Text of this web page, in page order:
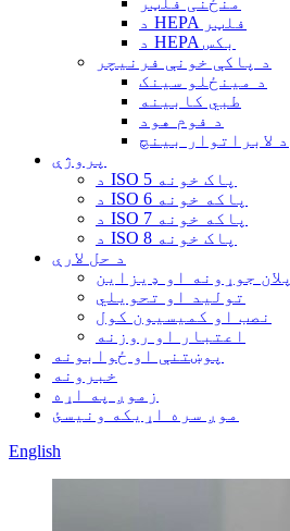
د HEPA فلټر
د HEPA بکس
د پاکې خونې فرنیچر
د مینځلو سینک
طبي کابینه
د فوم هود
د لابراتوار بینچ
پروژې
د ISO 5 پاک خونه
د ISO 6 پاکه خونه
د ISO 7 پاکه خونه
د ISO 8 پاک خونه
د حل لارې
پلان جوړونه او ډیزاین
تولید او تحویلي
نصب او کمیسیون کول
اعتبار او روزنه
پوښتنې او ځوابونه
خبرونه
زموږ په اړه
موږ سره اړیکه ونیسئ
English